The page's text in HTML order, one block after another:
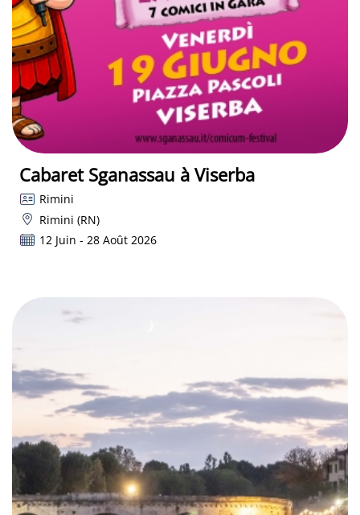
Cabaret Sganassau à Viserba
Rimini
Rimini (RN)
12 Juin - 28 Août 2026